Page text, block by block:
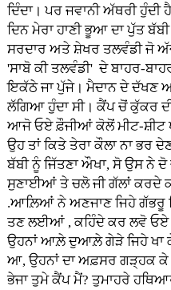
ਦਿੰਦਾ। ਪਰ ਜਵਾਨੀ ਅੱਥਰੀ
ਦਿਨ ਮੇਰਾ ਹਾਣੀ ਭੂਆ ਦਾ ਪੁੱਤ
ਸਰਦਾਰ ਅਤੇ ਸ਼ੇਖਰ ਤਲਵੰਡੀ ਜੋ
'ਸਾਬੋ ਕੀ ਤਲਵੰਡੀ' ਦੇ ਬਾਹਰ-
ਇਕੱਠੇ ਜਾ ਪੁੱਜੇ। ਮੈਦਾਨ ਦੇ ਦੱਖਣ
ਲੱਗਿਆ ਹੁੰਦਾ ਸੀ। ਕੈਂਪ ਚੋਂ ਕੁੱਕਰ
ਆਜੋ ਓਏ ਫ਼ੌਜੀਆਂ ਕੋਲੋਂ ਮੀਟ-ਸ਼ੀਟ
ਉਹ ਤਾਂ ਕਿਤੇ ਤੇਰਾ ਕੌਲਾ ਨਾ ਭਰ
ਬੱਬੀ ਨੂੰ ਜਿੱਤਣਾ ਔਖਾ, ਸੋ ਉਸ ਨੇ
ਸੁਣਾਈਆਂ ਤੇ ਚਲੋ ਜੀ ਗੱਲਾਂ ਕਰਦੇ
.ਆਲ਼ਿਆਂ ਨੇ ਅਣਜਾਣ ਜਿਹੇ ਗੱਭਰੂ
ਤਣ ਲਈਆਂ , ਕਹਿੰਦੇ ਕਰ ਲਵੋ ਓਏ
ਉਹਨਾਂ ਆਲ਼ੇ ਦੁਆਲ਼ੇ ਗੇੜੇ ਜਿਹੇ ਖਾ
ਆ, ਉਹਨਾਂ ਦਾ ਅਫ਼ਸਰ ਗੜ੍ਹਕ ਕੇ
ਭੇਜਾ ਤੁਮੇ ਕੈਂਪ ਮੈਂ? ਤੁਮਾਹਰੇ